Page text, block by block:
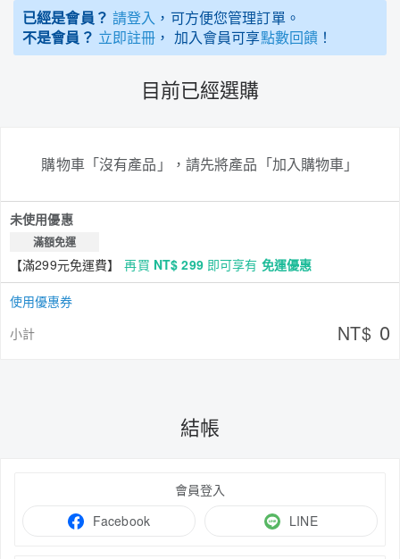
已經是會員？ 請登入 ，可方便您管理訂單。
不是會員？ 立即註冊 ， 加入會員可享點數回饋！
目前已經選購
購物車「沒有產品」，請先將產品「加入購物車」
未使用優惠
滿額免運
【滿299元免運費】 再買 NT$ 299即可享有 免運優惠
使用優惠券
小計
NT$ 0
結帳
會員登入
Facebook
LINE